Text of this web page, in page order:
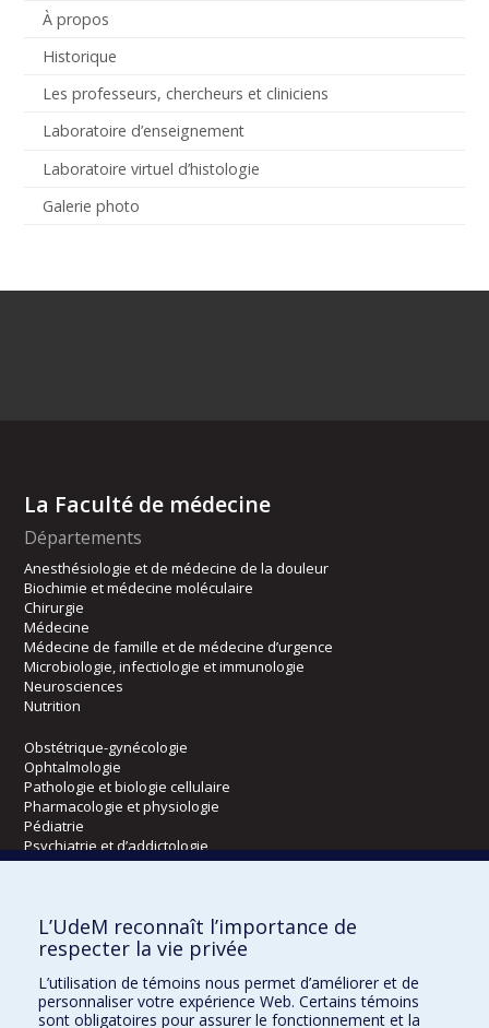
À propos
Historique
Les professeurs, chercheurs et cliniciens
Laboratoire d’enseignement
Laboratoire virtuel d’histologie
Galerie photo
La Faculté de médecine
Départements
Anesthésiologie et de médecine de la douleur
Biochimie et médecine moléculaire
Chirurgie
Médecine
Médecine de famille et de médecine d’urgence
Microbiologie, infectiologie et immunologie
Neurosciences
Nutrition
Obstétrique-gynécologie
Ophtalmologie
Pathologie et biologie cellulaire
Pharmacologie et physiologie
Pédiatrie
Psychiatrie et d’addictologie
Radiologie, radio-oncologie et médecine nucléaire
Écoles
Orthophonie et audiologie
Réadaptation
L’UdeM reconnaît l’importance de
respecter la vie privée
L’utilisation de témoins nous permet d’améliorer et de
personnaliser votre expérience Web. Certains témoins
sont obligatoires pour assurer le fonctionnement et la